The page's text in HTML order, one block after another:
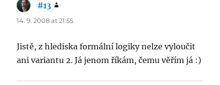
#13
14. 9. 2008 at 21:55
Jistě, z hlediska formální logiky nelze vyloučit
ani variantu 2. Já jenom říkám, čemu věřím já :)